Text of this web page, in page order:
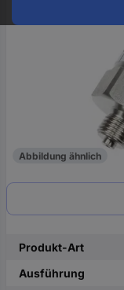
Abbildung ähnlich
Produkt-Art
Ausführung